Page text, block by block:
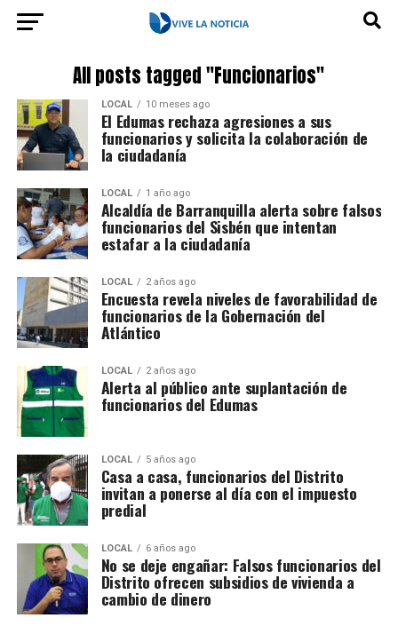
All posts tagged "Funcionarios"
LOCAL 10 meses ago
El Edumas rechaza agresiones a sus
funcionarios y solicita la colaboración de
la ciudadanía
LOCAL 1 año ago
Alcaldía de Barranquilla alerta sobre falsos
funcionarios del Sisbén que intentan
estafar a la ciudadanía
LOCAL 2 años ago
Encuesta revela niveles de favorabilidad de
funcionarios de la Gobernación del
Atlántico
LOCAL 2 años ago
Alerta al público ante suplantación de
funcionarios del Edumas
LOCAL 5 años ago
Casa a casa, funcionarios del Distrito
invitan a ponerse al día con el impuesto
predial
LOCAL 6 años ago
No se deje engañar: Falsos funcionarios del
Distrito ofrecen subsidios de vivienda a
cambio de dinero